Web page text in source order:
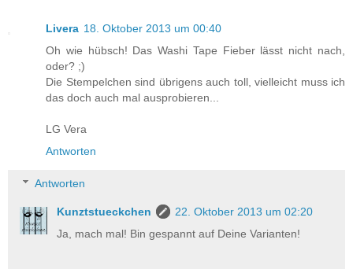
Livera 18. Oktober 2013 um 00:40
Oh wie hübsch! Das Washi Tape Fieber lässt nicht nach,
oder? ;)
Die Stempelchen sind übrigens auch toll, vielleicht muss ich
das doch auch mal ausprobieren...
LG Vera
Antworten
Antworten
Kunztstueckchen
22. Oktober 2013 um 02:20
Ja, mach mal! Bin gespannt auf Deine Varianten!